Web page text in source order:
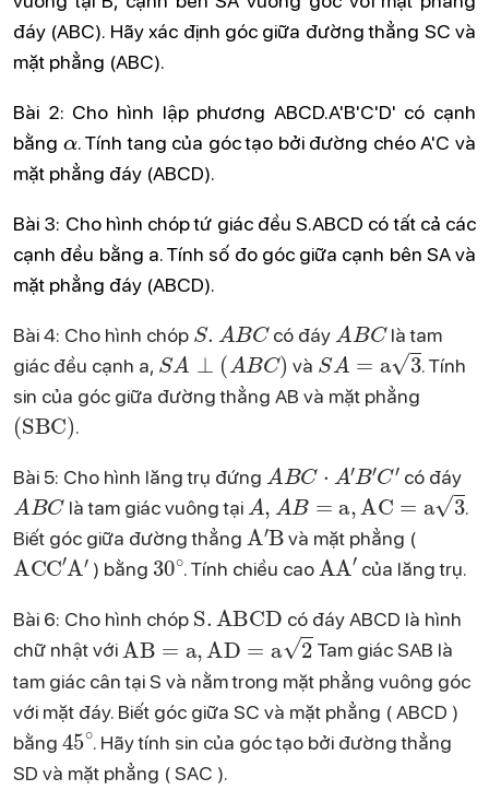
đáy (ABC). Hãy xác định góc giữa đường thẳng SC và
mặt phẳng (ABC).
Bài 2: Cho hình lập phương ABCD.A'B'C'D' có cạnh
bằng
α
. Tính tang của góc tạo bởi đường chéo A'C và
mặt phẳng đáy (ABCD).
Bài 3: Cho hình chóp tứ giác đều S.ABCD có tất cả các
cạnh đều bằng a. Tính số đo góc giữa cạnh bên SA và
mặt phẳng đáy (ABCD).
Bài 4: Cho hình chóp
S. B C
có đáy
A BC
là tam
giác đều cạnh a,
SA⊥( ABC)
và
SA=a3
. Tính
sin của góc giữa đường thẳng AB và mặt phẳng
(SBC)
.
Bài 5: Cho hình lăng trụ đứng
A BC⋅A B′C′
có đáy
ABC
là tam giác vuông tại
A,AB=a AC=a3
.
Biết góc giữa đường thẳng
A′B
và mặt phẳng (
ACC′A′
) bằng
30∘
. Tính chiều cao
AA′
của lăng trụ.
Bài 6: Cho hình chóp
S ABCD
có đáy ABCD là hình
chữ nhật với
AB=a,AD=a2
Tam giác SAB là
tam giác cân tại S và nằm trong mặt phẳng vuông góc
với mặt đáy. Biết góc giữa SC và mặt phẳng ( ABCD )
bằng
45∘
. Hãy tính sin của góc tạo bởi đường thẳng
SD và mặt phẳng ( SAC ).